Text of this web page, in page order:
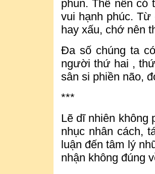
phun. Thế nên có
vui hạnh phúc.
hay xấu, chớ nên
Đa số chúng ta
người thứ hai ,
sân si phiền não,
***
Lẽ dĩ nhiên không
nhục nhân cách,
luận đến tâm lý
nhận không đúng